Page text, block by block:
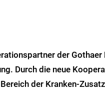
der Gothaer
Durch die neue
der Kranken-